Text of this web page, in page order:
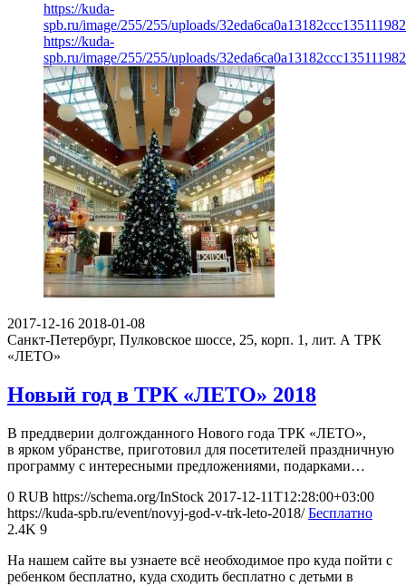
https://kuda-
spb.ru/image/255/255/uploads/
https://kuda-
spb.ru/image/255/255/uploads/
2017-12-16 2018-01-08
Санкт-Петербург, Пулковское шоссе, 25, корп. 1, лит. А ТРК
«ЛЕТО»
Новый год в ТРК «ЛЕТО» 2018
В преддверии долгожданного Нового года ТРК «ЛЕТО»,
в ярком убранстве, приготовил для посетителей праздничную
программу с интересными предложениями, подарками…
0 RUB https://schema.org/InStock 2017-12-11T12:28:00+03:00
https://kuda-spb.ru/event/novyj-god-v-trk-leto-2018/ Бесплатно
2.4K 9
На нашем сайте вы узнаете всё необходимое про куда пойти с
ребенком бесплатно, куда сходить бесплатно с детьми в